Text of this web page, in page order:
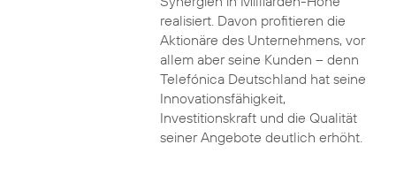
realisiert. Davon profitieren die
Aktionäre des Unternehmens, vor
allem aber seine Kunden – denn
Telefónica Deutschland hat seine
Innovationsfähigkeit,
Investitionskraft und die Qualität
seiner Angebote deutlich erhöht.